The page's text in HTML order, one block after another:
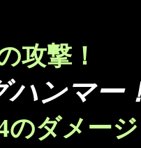
攻撃！
ハンマー
のダメー